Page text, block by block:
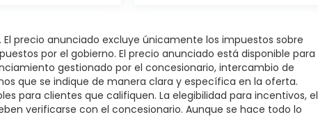
precio anunciado excluye únicamente los impuestos sobre
por el gobierno. El precio anunciado está disponible para
gestionado por el concesionario, intercambio de
que se indique de manera clara y específica en la oferta.
para clientes que califiquen. La elegibilidad para incentivos, el
verificarse con el concesionario. Aunque se hace todo lo